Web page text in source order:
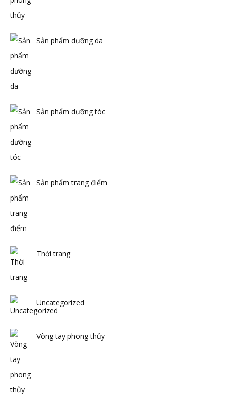
Sản phẩm dưỡng da
Sản phẩm dưỡng tóc
Sản phẩm trang điểm
Thời trang
Uncategorized
Vòng tay phong thủy